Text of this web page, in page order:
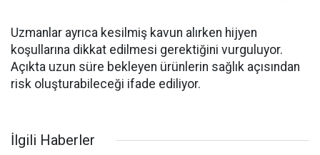
Uzmanlar ayrıca kesilmiş kavun alırken hijyen
koşullarına dikkat edilmesi gerektiğini vurguluyor.
Açıkta uzun süre bekleyen ürünlerin sağlık açısından
risk oluşturabileceği ifade ediliyor.
İlgili Haberler